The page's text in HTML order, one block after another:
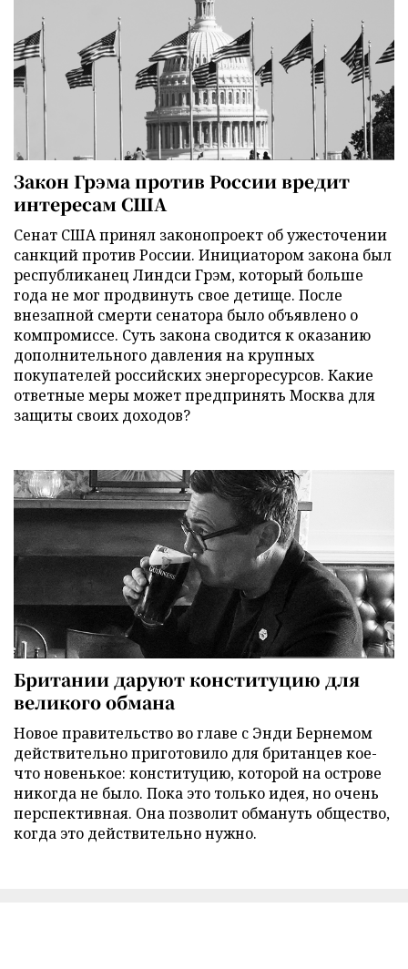
Закон Грэма против России вредит
интересам США
Сенат США принял законопроект об ужесточении
санкций против России. Инициатором закона был
республиканец Линдси Грэм, который больше
года не мог продвинуть свое детище. После
внезапной смерти сенатора было объявлено о
компромиссе. Суть закона сводится к оказанию
дополнительного давления на крупных
покупателей российских энергоресурсов. Какие
ответные меры может предпринять Москва для
защиты своих доходов?
Британии даруют конституцию для
великого обмана
Новое правительство во главе с Энди Бернемом
действительно приготовило для британцев кое-
что новенькое: конституцию, которой на острове
никогда не было. Пока это только идея, но очень
перспективная. Она позволит обмануть общество,
когда это действительно нужно.